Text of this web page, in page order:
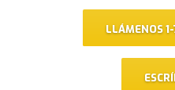
LLÁMENOS